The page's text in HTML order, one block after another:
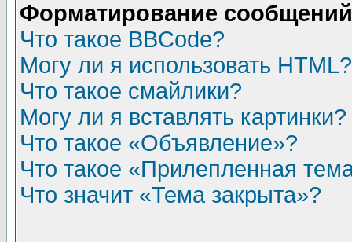
Форматирование
Что такое BBCode?
Могу ли я использовать HTML?
Что такое смайлики?
Могу ли я вставлять картинки?
Что такое «Объявление»?
Что такое «Прилепленная
Что значит «Тема закрыта»?